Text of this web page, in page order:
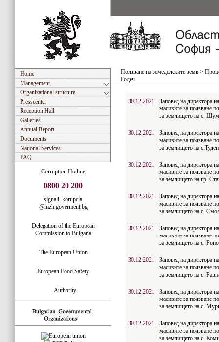
Home
Management
Organizational structure
Presscenter
Reception Hall
Galleries
Annual Report
Documents
National Services
FAQ
Corruption Hotline
0800 20 200
signali_korupcia
@mzh.goverment.bg
Delegation of the European
Commission to Bulgaria
The European Union
European Food Safety
Authority
Ползване на земеделските земи >
Годеч
30.12.2021
Заповед на директора
масивите за ползване
за землището на с.
30.12.2021
Заповед на директора
масивите за ползване
за землището на
30.12.2021
Заповед на директора
масивите за ползване
за землището на гр.
30.12.2021
Заповед на директора
масивите за ползване
за землището на с.
30.12.2021
Заповед на директора
масивите за ползване
за землището на с.
30.12.2021
Заповед на директора
масивите за ползване
за землището на с.
30.12.2021
Заповед на директора
масивите за ползване
за землището на с.
30.12.2021
Заповед на директора
масивите за ползване
за землището на с.